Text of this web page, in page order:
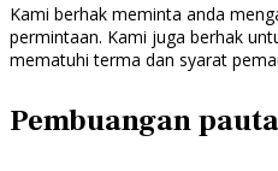
Kami berhak meminta anda
permintaan. Kami juga berhak
mematuhi terma dan syarat
Pembuangan